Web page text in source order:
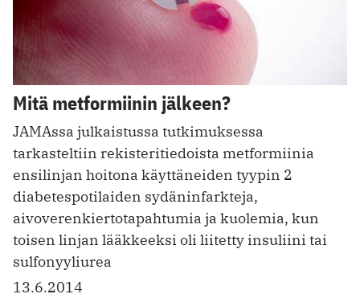
Mitä metformiinin jälkeen?
JAMAssa julkaistussa tutkimuksessa
tarkasteltiin rekisteritiedoista metformiinia
ensilinjan hoitona käyttäneiden tyypin 2
diabetespotilaiden sydäninfarkteja,
aivoverenkiertotapahtumia ja kuolemia, kun
toisen linjan lääkkeeksi oli liitetty insuliini tai
sulfonyyliurea
13.6.2014